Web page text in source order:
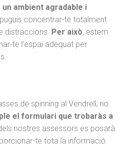
ambient agradable i
concentrar-te totalment
distraccions. Per això, estem
te l’espai adequat per
de spinning al Vendrell, no
el formulari que trobaràs a
nostres assessors es posarà
te tota la informació